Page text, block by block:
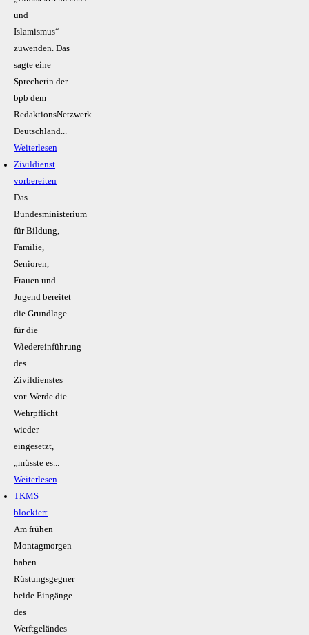
und
Islamismus“
zuwenden. Das
sagte eine
Sprecherin der
bpb dem
RedaktionsNetzwerk
Deutschland...
Weiterlesen
Zivildienst
vorbereiten
Das
Bundesministerium
für Bildung,
Familie,
Senioren,
Frauen und
Jugend bereitet
die Grundlage
für die
Wiedereinführung
des
Zivildienstes
vor. Werde die
Wehrpflicht
wieder
eingesetzt,
„müsste es...
Weiterlesen
TKMS
blockiert
Am frühen
Montagmorgen
haben
Rüstungsgegner
beide Eingänge
des
Werftgeländes